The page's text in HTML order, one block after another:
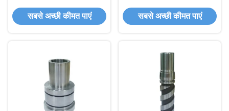
सबसे अच्छी कीमत पाएं सबसे अच्छी कीमत पाएं